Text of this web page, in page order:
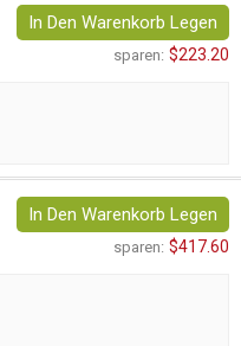
In Den Warenkorb Legen
sparen: $223.20
In Den Warenkorb Legen
sparen: $417.60